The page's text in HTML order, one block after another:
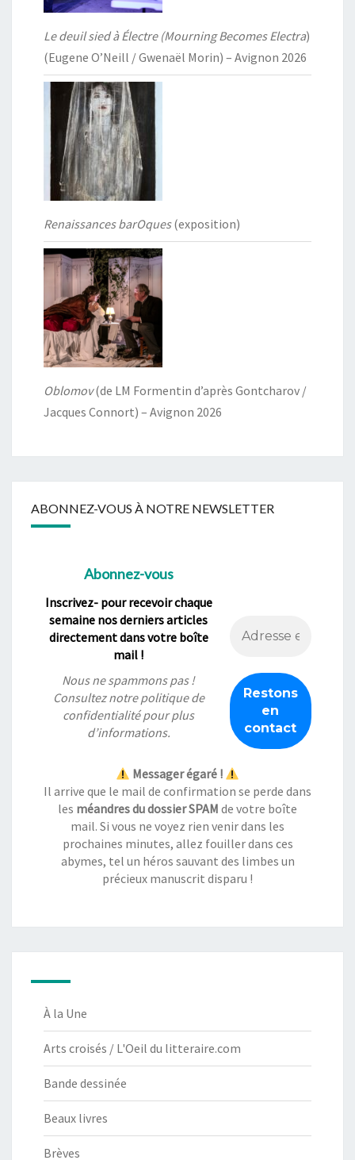
Le deuil sied à Électre (Mourning Becomes Electra)
(Eugene O’Neill / Gwenaël Morin) – Avignon 2026
Renaissances barOques(exposition)
Oblomov(de LM Formentin d’après Gontcharov /
Jacques Connort) – Avignon 2026
ABONNEZ-VOUS À NOTRE NEWSLETTER
Abonnez-vous
Inscrivez- pour recevoir chaque
semaine nos derniers articles
directement dans votre boîte
mail !
Nous ne spammons pas !
Consultez notrepolitique de
confidentialitépour plus
d’informations.
Messager égaré !
Il arrive que le mail de confirmation se perde dans
les méandres du dossier SPAM de votre boîte
mail. Si vous ne voyez rien venir dans les
prochaines minutes, allez fouiller dans ces
abymes, tel un héros sauvant des limbes un
précieux manuscrit disparu !
À la Une
Arts croisés / L'Oeil du litteraire.com
Bande dessinée
Beaux livres
Brèves